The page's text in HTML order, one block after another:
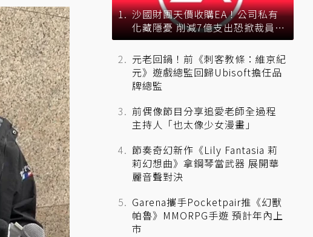
沙國財團天價收購EA！公司私有
化藏隱憂 削減7億支出恐掀裁員風
暴？
元老回鍋！前《刺客教條：維京紀
元》遊戲總監回歸Ubisoft擔任品
牌總監
前偶像節目分享追愛老師全過程
主持人「也太像少女漫畫」
節奏奇幻新作《Lily Fantasia 莉
莉幻想曲》拿鋼琴當武器 展開華
麗音聲對決
Garena攜手Pocketpair推《幻獸
帕魯》MMORPG手遊 預計年內上
市